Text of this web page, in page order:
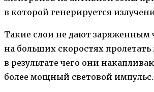
в которой генерируется
Такие слои не дают заряженным
на больших скоростях
в результате чего они
более мощный световой импульс.